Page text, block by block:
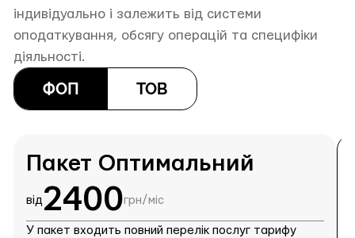
індивідуально і залежить від системи
оподаткування, обсягу операцій та специфіки
діяльності.
ФОП ТОВ
Пакет Оптимальний
від 2400грн/міс
У пакет входить повний перелік послуг тарифу